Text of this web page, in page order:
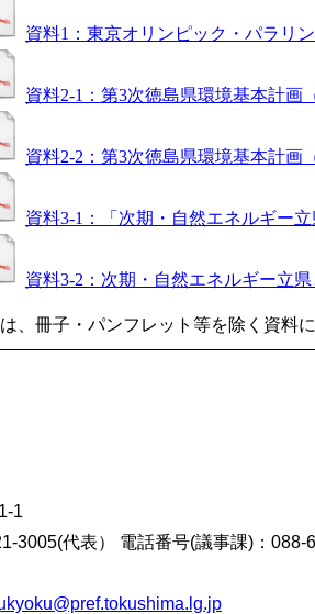
資料1：東京オリンピック・パラリ
資料2-1：第3次徳島県環境基本計画
資料2-2：第3次徳島県環境基本計画
資料3-1：「次期・自然エネルギー
資料3-2：次期・自然エネルギー立
、冊子・パンフレット等を除く資料
1
3005(代表） 電話番号(議事課)：